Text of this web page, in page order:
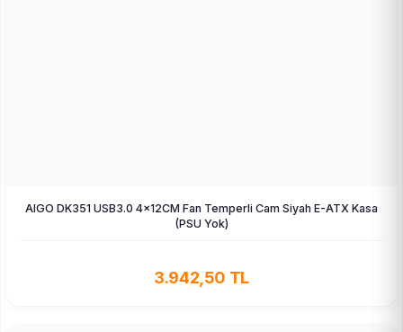
AIGO DK351 USB3.0 4×12CM Fan Temperli Cam Siyah E-ATX Kasa
(PSU Yok)
3.942,50 TL